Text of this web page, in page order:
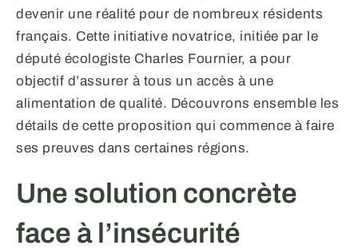
devenir une réalité pour de nombreux résidents
français. Cette initiative novatrice, initiée par le
député écologiste Charles Fournier, a pour
objectif d’assurer à tous un accès à une
alimentation de qualité. Découvrons ensemble les
détails de cette proposition qui commence à faire
ses preuves dans certaines régions.
Une solution concrète
face à l’insécurité